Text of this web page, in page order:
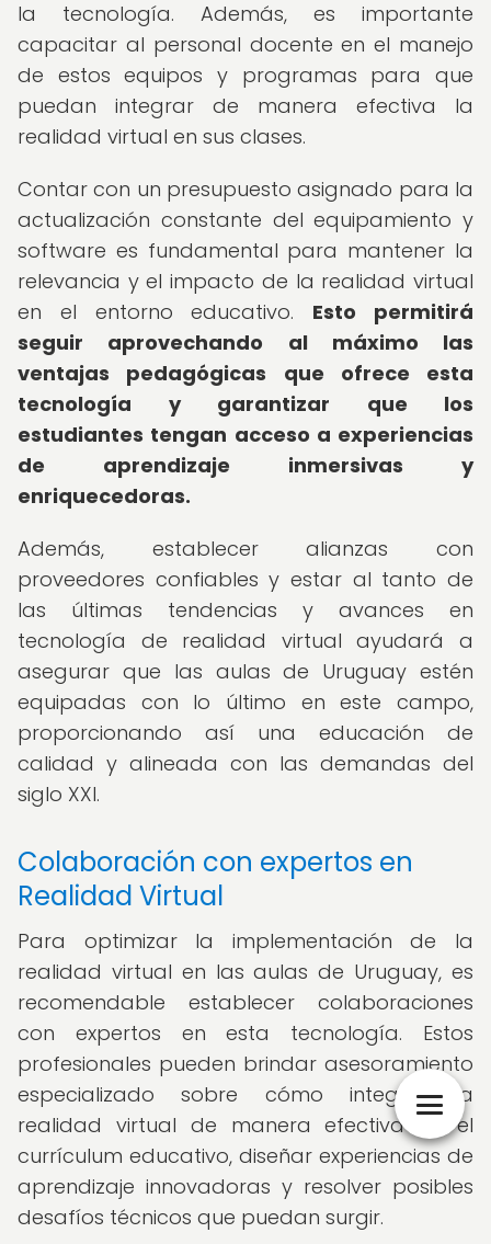
la tecnología. Además, es importante
capacitar al personal docente en el manejo
de estos equipos y programas para que
puedan integrar de manera efectiva la
realidad virtual en sus clases.
Contar con un presupuesto asignado para la
actualización constante del equipamiento y
software es fundamental para mantener la
relevancia y el impacto de la realidad virtual
en el entorno educativo. Esto permitirá
seguir aprovechando al máximo las
ventajas pedagógicas que ofrece esta
tecnología y garantizar que los
estudiantes tengan acceso a experiencias
de aprendizaje inmersivas y
enriquecedoras.
Además, establecer alianzas con
proveedores confiables y estar al tanto de
las últimas tendencias y avances en
tecnología de realidad virtual ayudará a
asegurar que las aulas de Uruguay estén
equipadas con lo último en este campo,
proporcionando así una educación de
calidad y alineada con las demandas del
siglo XXI.
Colaboración con expertos en
Realidad Virtual
Para optimizar la implementación de la
realidad virtual en las aulas de Uruguay, es
recomendable establecer colaboraciones
con expertos en esta tecnología. Estos
profesionales pueden brindar asesoramiento
especializado sobre cómo integrar la
realidad virtual de manera efectiva en el
currículum educativo, diseñar experiencias de
aprendizaje innovadoras y resolver posibles
desafíos técnicos que puedan surgir.